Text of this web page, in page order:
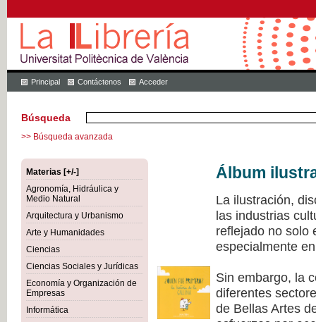
Principal Contáctenos Acceder
Búsqueda
>> Búsqueda avanzada
Materias [+/-]
Agronomía, Hidráulica y
Medio Natural
Arquitectura y Urbanismo
Arte y Humanidades
Ciencias
Ciencias Sociales y Jurídicas
Economía y Organización de
Empresas
Informática
Álbum
La ilustración,
las industrias
reflejado no solo
especialmente
Sin embargo, la
diferentes
de Bellas Artes